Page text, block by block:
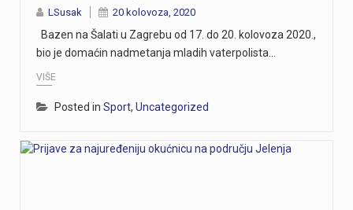
LSusak 20 kolovoza, 2020
Bazen na Šalati u Zagrebu od 17. do 20. kolovoza 2020.,
bio je domaćin nadmetanja mladih vaterpolista…
VIŠE
Posted in Sport, Uncategorized